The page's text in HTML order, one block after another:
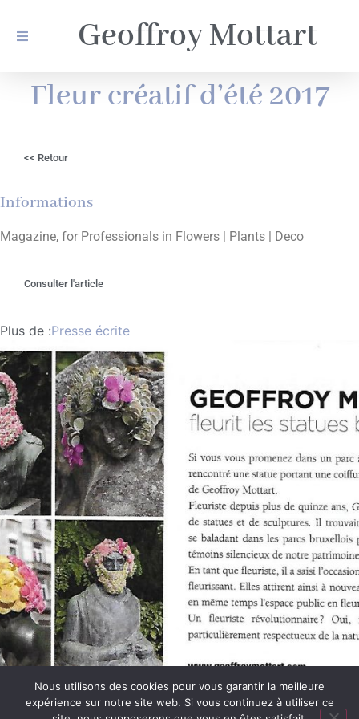
Geoffroy Mottart
Fleur créatif d’été 2017
<< Retour
Informations
Magazine, for Professionals in Flowers | Plants | Deco
Consulter l'article
Plus de :Presse écrite
Nous utilisons des cookies pour vous garantir la meilleure
expérience sur notre site web. Si vous continuez à utiliser ce